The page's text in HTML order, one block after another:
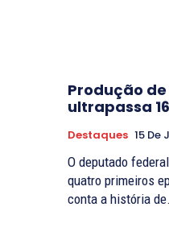
Produção
ultrapassa
Destaques 15 De
O deputado
quatro primeiros
conta a história